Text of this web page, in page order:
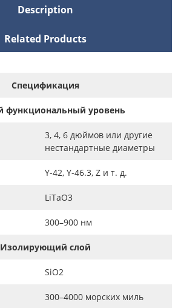
Description
Related Products
Спецификация
функциональный уровень
3, 4, 6 дюймов или другие
нестандартные диаметры
Y-42, Y-46.3, Z и т. д.
LiTaO3
300–900 нм
Изолирующий слой
SiO2
300–4000 морских миль